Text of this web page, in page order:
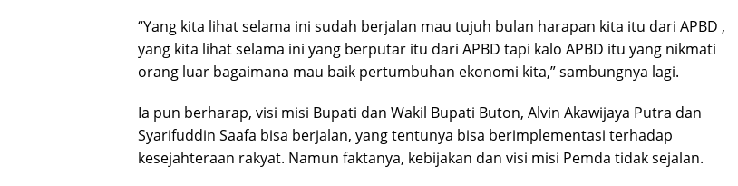
“Yang kita lihat selama ini sudah berjalan mau tujuh bulan harapan kita itu dari APBD ,
yang kita lihat selama ini yang berputar itu dari APBD tapi kalo APBD itu yang nikmati
orang luar bagaimana mau baik pertumbuhan ekonomi kita,” sambungnya lagi.
Ia pun berharap, visi misi Bupati dan Wakil Bupati Buton, Alvin Akawijaya Putra dan
Syarifuddin Saafa bisa berjalan, yang tentunya bisa berimplementasi terhadap
kesejahteraan rakyat. Namun faktanya, kebijakan dan visi misi Pemda tidak sejalan.